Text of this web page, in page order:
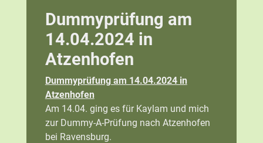
Dummyprüfung am
14.04.2024 in
Atzenhofen
Dummyprüfung am 14.04.2024 in
Atzenhofen
Am 14.04. ging es für Kaylam und mich
zur Dummy-A-Prüfung nach Atzenhofen
bei Ravensburg.